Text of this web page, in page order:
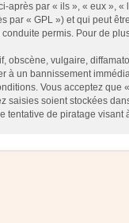
après par « ils », « eux »,
par « GPL ») et qui peut
permis. Pour de
obscène, vulgaire,
à un bannissement
Vous acceptez
saisies soient stockées
tentative de piratage visant